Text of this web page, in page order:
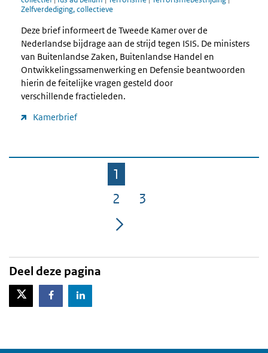
Zelfverdediging, collectieve
Deze brief informeert de Tweede Kamer over de
Nederlandse bijdrage aan de strijd tegen ISIS. De ministers
van Buitenlandse Zaken, Buitenlandse Handel en
Ontwikkelingssamenwerking en Defensie beantwoorden
hierin de feitelijke vragen gesteld door
verschillende fractieleden.
Kamerbrief
Pagina
1
Pagina
2 Pagina
3
Deel deze pagina
X-TwitterFacebookLinkedIn